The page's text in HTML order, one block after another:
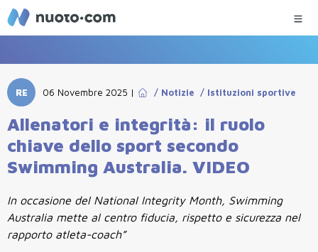
RE 06 Novembre 2025 | / Notizie / Istituzioni sportive
Allenatori e integrità: il ruolo
chiave dello sport secondo
Swimming Australia. VIDEO
In occasione del National Integrity Month, Swimming
Australia mette al centro fiducia, rispetto e sicurezza nel
rapporto atleta-coach”